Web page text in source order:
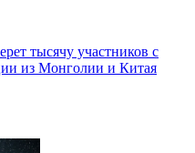
тысячу участников с
из Монголии и Китая